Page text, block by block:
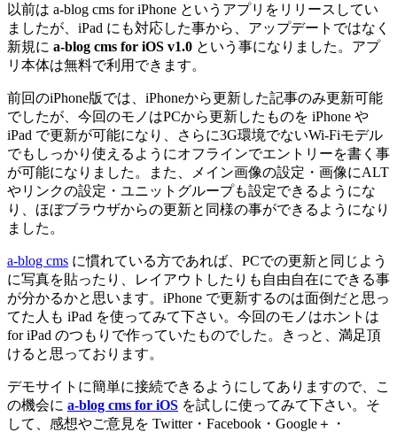
以前は a-blog cms for iPhone というアプリをリリースしてい
ましたが、iPad にも対応した事から、アップデートではなく
新規に a-blog cms for iOS v1.0 という事になりました。アプ
リ本体は無料で利用できます。
前回のiPhone版では、iPhoneから更新した記事のみ更新可能
でしたが、今回のモノはPCから更新したものを iPhone や
iPad で更新が可能になり、さらに3G環境でないWi-Fiモデル
でもしっかり使えるようにオフラインでエントリーを書く事
が可能になりました。また、メイン画像の設定・画像にALT
やリンクの設定・ユニットグループも設定できるようにな
り、ほぼブラウザからの更新と同様の事ができるようになり
ました。
a-blog cms に慣れている方であれば、PCでの更新と同じよう
に写真を貼ったり、レイアウトしたりも自由自在にできる事
が分かるかと思います。iPhone で更新するのは面倒だと思っ
てた人も iPad を使ってみて下さい。今回のモノはホントは
for iPad のつもりで作っていたものでした。きっと、満足頂
けると思っております。
デモサイトに簡単に接続できるようにしてありますので、こ
の機会に a-blog cms for iOS を試しに使ってみて下さい。そ
して、感想やご意見を Twitter・Facebook・Google＋・